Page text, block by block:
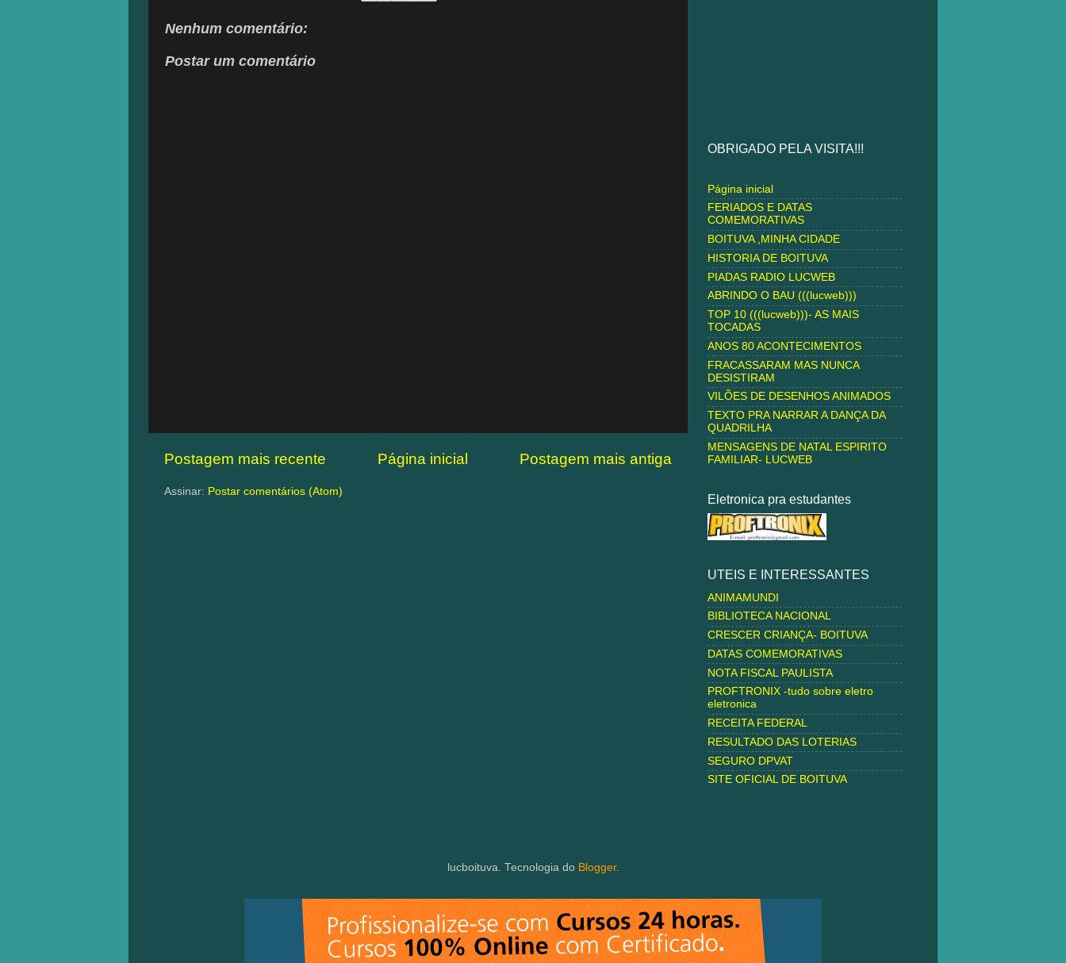
Nenhum comentário:
Postar um comentário
Postagem mais recente Postagem mais antiga
Página inicial
Assinar: Postar comentários (Atom)
OBRIGADO PELA VISITA!!!
Página inicial
FERIADOS E DATAS
COMEMORATIVAS
BOITUVA ,MINHA CIDADE
HISTORIA DE BOITUVA
PIADAS RADIO LUCWEB
ABRINDO O BAU (((lucweb)))
TOP 10 (((lucweb)))- AS MAIS
TOCADAS
ANOS 80 ACONTECIMENTOS
FRACASSARAM MAS NUNCA
DESISTIRAM
VILÕES DE DESENHOS ANIMADOS
TEXTO PRA NARRAR A DANÇA DA
QUADRILHA
MENSAGENS DE NATAL ESPIRITO
FAMILIAR- LUCWEB
Eletronica pra estudantes
UTEIS E INTERESSANTES
ANIMAMUNDI
BIBLIOTECA NACIONAL
CRESCER CRIANÇA- BOITUVA
DATAS COMEMORATIVAS
NOTA FISCAL PAULISTA
PROFTRONIX -tudo sobre eletro
eletronica
RECEITA FEDERAL
RESULTADO DAS LOTERIAS
SEGURO DPVAT
SITE OFICIAL DE BOITUVA
lucboituva. Tecnologia do Blogger.